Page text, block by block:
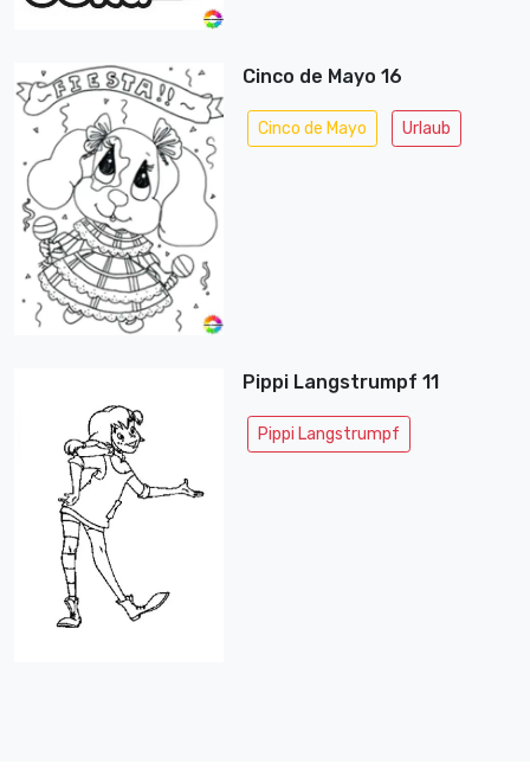
Cinco de Mayo 16
Cinco de Mayo Urlaub
Pippi Langstrumpf 11
Pippi Langstrumpf